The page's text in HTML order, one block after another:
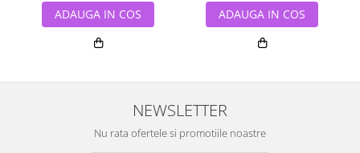
ADAUGA IN COS ADAUGA IN COS
NEWSLETTER
Nu rata ofertele si promotiile noastre